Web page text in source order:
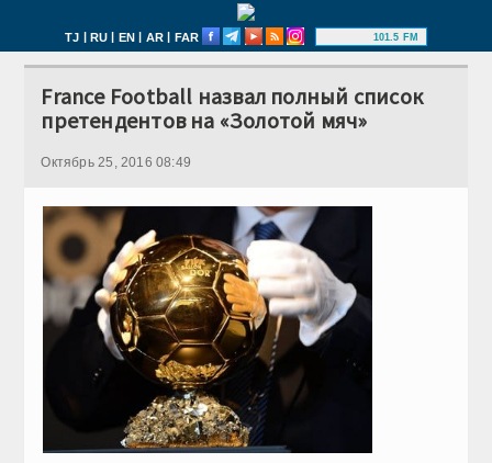
TJ | RU | EN | AR | FAR 101.5 FM
France Football назвал полный список
претендентов на «Золотой мяч»
Октябрь 25, 2016 08:49